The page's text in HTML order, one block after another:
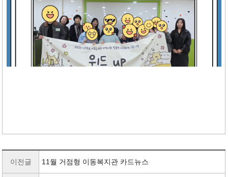
이전글 11월 거점형 이동복지관 카드뉴스